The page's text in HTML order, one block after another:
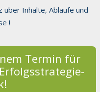
über Inhalte, Abläufe und
!
Termin für